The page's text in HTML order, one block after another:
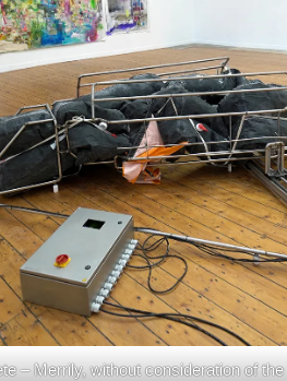
– Merrily, without consideration of